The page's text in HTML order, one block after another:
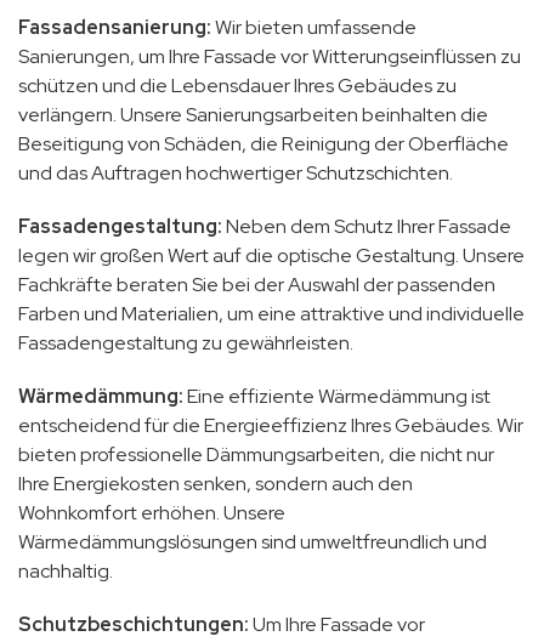
Fassadensanierung:Wir bieten umfassende
Sanierungen, um Ihre Fassade vor Witterungseinflüssen zu
schützen und die Lebensdauer Ihres Gebäudes zu
verlängern. Unsere Sanierungsarbeiten beinhalten die
Beseitigung von Schäden, die Reinigung der Oberfläche
und das Auftragen hochwertiger Schutzschichten.
Fassadengestaltung:Neben dem Schutz Ihrer Fassade
legen wir großen Wert auf die optische Gestaltung. Unsere
Fachkräfte beraten Sie bei der Auswahl der passenden
Farben und Materialien, um eine attraktive und individuelle
Fassadengestaltung zu gewährleisten.
Wärmedämmung:Eine effiziente Wärmedämmung ist
entscheidend für die Energieeffizienz Ihres Gebäudes. Wir
bieten professionelle Dämmungsarbeiten, die nicht nur
Ihre Energiekosten senken, sondern auch den
Wohnkomfort erhöhen. Unsere
Wärmedämmungslösungen sind umweltfreundlich und
nachhaltig.
Schutzbeschichtungen:Um Ihre Fassade vor